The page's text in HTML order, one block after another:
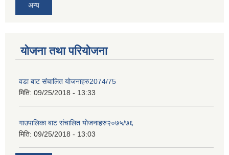
अन्य
योजना तथा परियोजना
वडा बाट संचालित योजनाहरु2074/75
मिति: 09/25/2018 - 13:33
गाउपालिका बाट संचालित योजनाहरु२०७५/७६
मिति: 09/25/2018 - 13:03